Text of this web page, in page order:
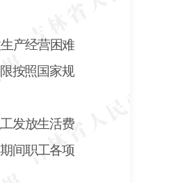
产经营困难
按照国家规
发放生活费
间职工各项